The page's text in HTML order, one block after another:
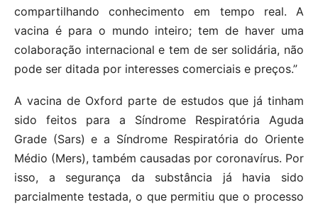
compartilhando conhecimento em tempo real. A
vacina é para o mundo inteiro; tem de haver uma
colaboração internacional e tem de ser solidária, não
pode ser ditada por interesses comerciais e preços.”
A vacina de Oxford parte de estudos que já tinham
sido feitos para a Síndrome Respiratória Aguda
Grade (Sars) e a Síndrome Respiratória do Oriente
Médio (Mers), também causadas por coronavírus. Por
isso, a segurança da substância já havia sido
parcialmente testada, o que permitiu que o processo